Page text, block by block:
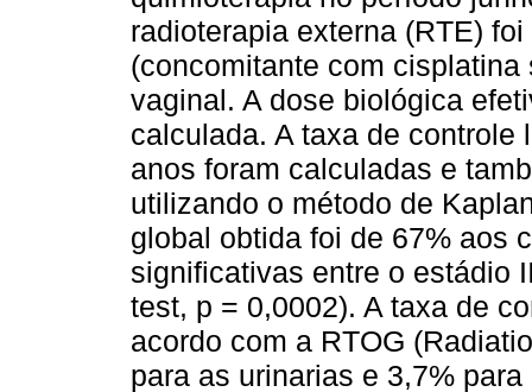
radioterapia externa (RTE)
(concomitante com
vaginal. A dose biológica
calculada. A taxa de
anos foram calculadas e
utilizando o método de
global obtida foi de 67% aos
significativas entre o estádio
test, p = 0,0002). A taxa de
acordo com a RTOG
para as urinarias e 3,7%